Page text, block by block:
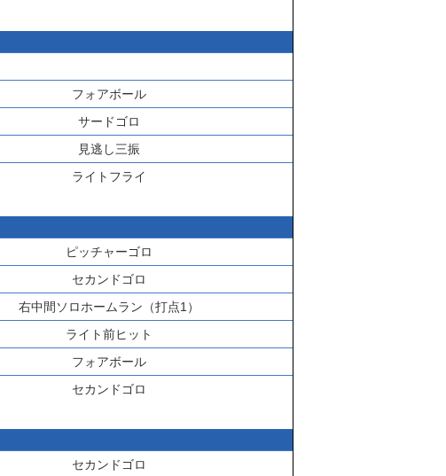
フォアボール
サードゴロ
見逃し三振
ライトフライ
ピッチャーゴロ
セカンドゴロ
右中間ソロホームラン（打点1）
ライト前ヒット
フォアボール
セカンドゴロ
セカンドゴロ